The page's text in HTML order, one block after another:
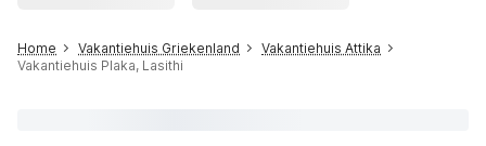
Home Vakantiehuis Griekenland
Vakantiehuis Attika
Vakantiehuis Plaka, Lasithi